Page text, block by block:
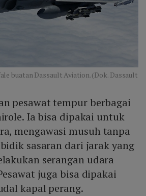
buatan Dassault Aviation. (Dok. Dassault
pesawat tempur berbagai
Ia bisa dipakai untuk
mengawasi musuh tanpa
sasaran dari jarak yang
serangan udara
juga bisa dipakai
kapal perang.